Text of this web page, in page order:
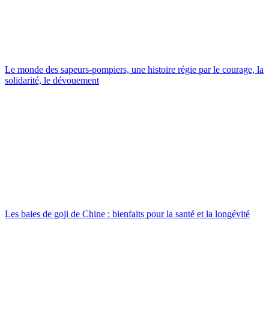
Le monde des sapeurs-pompiers, une histoire régie par le courage, la
solidarité, le dévouement
Les baies de goji de Chine : bienfaits pour la santé et la longévité